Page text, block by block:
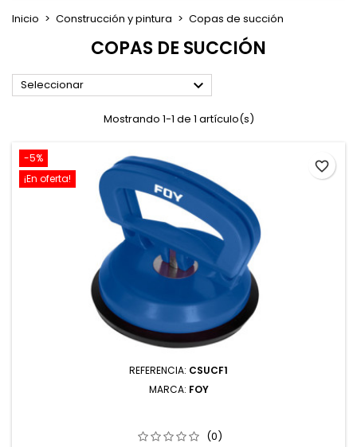
Inicio Construcción y pintura Copas de succión
COPAS DE SUCCIÓN
Seleccionar 
Mostrando 1-1 de 1 artículo(s)
-5%
¡En oferta!
REFERENCIA: CSUCF1
MARCA: FOY
(0)
favorite_border